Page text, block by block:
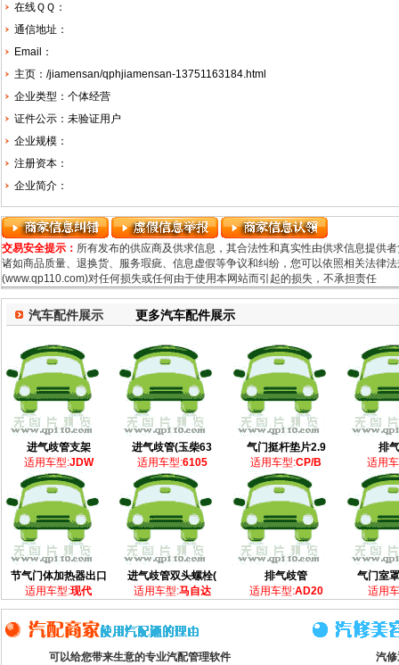
在线ＱＱ：
通信地址：
Email：
主页： /jiamensan/qphjiamensan-13751163184.html
企业类型：个体经营
证件公示：未验证用户
企业规模：
注册资本：
企业简介：
交易安全提示： 所有发布的供应商及供求信息，其合法性和真实性由供求信息提供
诸如商品质量、退换货、服务瑕疵、信息虚假等争议和纠纷，您可以依照相关法律
(www.qp110.com)对任何损失或任何由于使用本网站而引起的损失，不承担责任
汽车配件展示 更多汽车配件展示
进气歧管支架
适用车型:JDW
进气歧管(玉柴63
适用车型:6105
气门挺杆垫片2.9
适用车型:CP/B
排
适用
节气门体加热器出口
适用车型:现代
进气歧管双头螺栓(
适用车型:马自达
排气歧管
适用车型:AD20
气门室
适用
可以给您带来生意的专业汽配管理软件
汽